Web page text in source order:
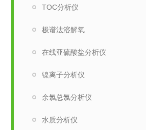
TOC分析仪
极谱法溶解氧
在线亚硫酸盐分析仪
镍离子分析仪
余氯总氯分析仪
水质分析仪